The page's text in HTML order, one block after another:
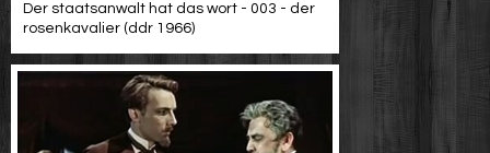
Der staatsanwalt hat das wort - 003 - der
rosenkavalier (ddr 1966)